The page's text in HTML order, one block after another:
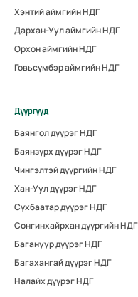
Хэнтий аймгийн НДГ
Дархан-Уул аймгийн НДГ
Орхон аймгийн НДГ
Говьсүмбэр аймгийн НДГ
Дүүргүүд
Баянгол дүүрэг НДГ
Баянзүрх дүүрэг НДГ
Чингэлтэй дүүргийн НДГ
Хан-Уул дүүрэг НДГ
Сүхбаатар дүүрэг НДГ
Сонгинхайрхан дүүргийн НДГ
Багануур дүүрэг НДГ
Багахангай дүүрэг НДГ
Налайх дүүрэг НДГ